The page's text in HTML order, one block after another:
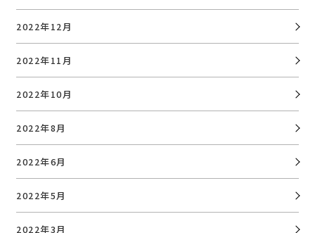
2022年12月
2022年11月
2022年10月
2022年8月
2022年6月
2022年5月
2022年3月